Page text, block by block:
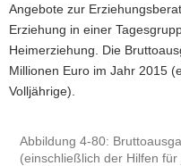
Angebote zur
Erziehung in einer
Heimerziehung. Die
Millionen Euro im Jahr 2015
Volljährige).
Abbildung 4-80:
(einschließlich der Hilfen für